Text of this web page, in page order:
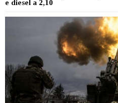
e diesel a 2,10